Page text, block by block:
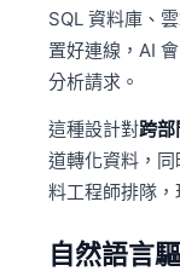
SQL 資料庫、
置好連線，AI
分析請求。
這種設計對跨
道轉化資料，
料工程師排隊，
自然語言